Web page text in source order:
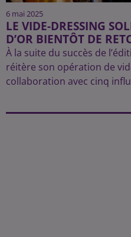
6 mai 2025
LE VIDE-DRESSING
D’OR BIENTÔT DE
À la suite du succès de
réitère son opération de
collaboration avec cinq